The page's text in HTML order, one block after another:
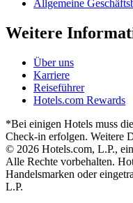
Allgemeine
Weitere
Über uns
Karriere
Reiseführer
Hotels.com Rewards
*Bei einigen Hotels muss
Check-in erfolgen. Weitere
© 2026 Hotels.com, L.P.,
Alle Rechte vorbehalten.
Handelsmarken oder
L.P.